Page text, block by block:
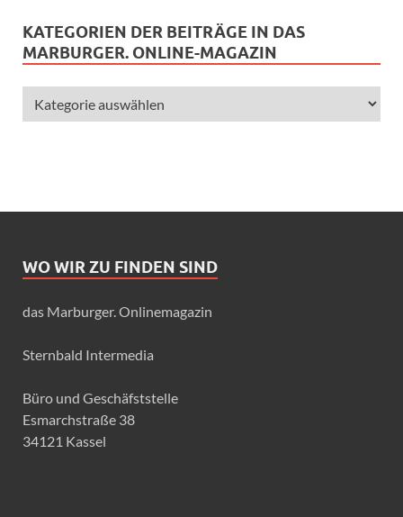
KATEGORIEN DER BEITRÄGE IN DAS
MARBURGER. ONLINE-MAGAZIN
WO WIR ZU FINDEN SIND
das Marburger. Onlinemagazin
Sternbald Intermedia
Büro und Geschäfststelle
Esmarchstraße 38
34121 Kassel